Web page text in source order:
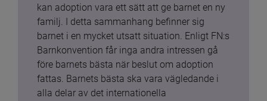
kan adoption vara ett sätt att ge barnet en ny
familj. I detta sammanhang befinner sig
barnet i en mycket utsatt situation. Enligt FN:s
Barnkonvention får inga andra intressen gå
före barnets bästa när beslut om adoption
fattas. Barnets bästa ska vara vägledande i
alla delar av det internationella